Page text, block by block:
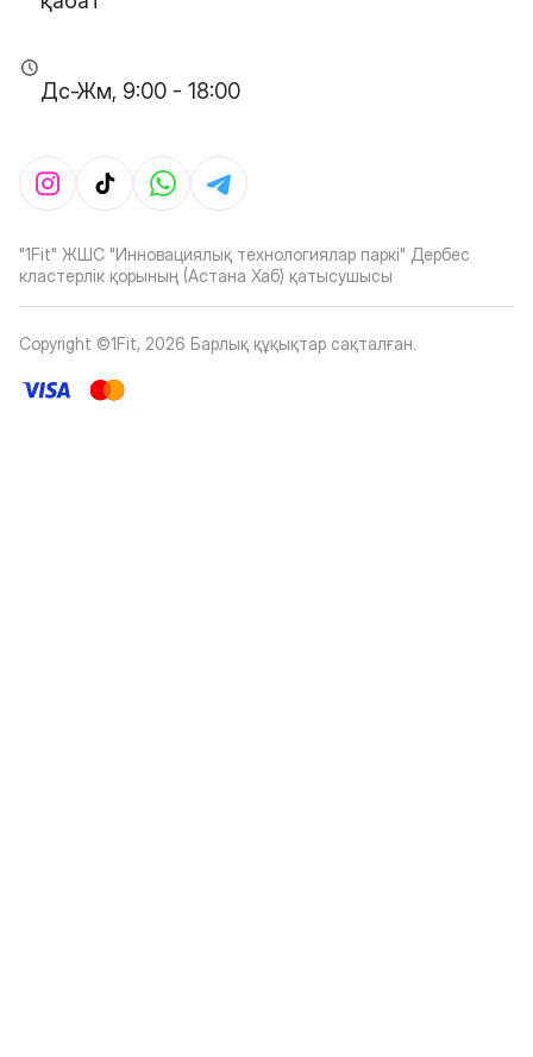
Дс-Жм, 9:00 - 18:00
"1Fit" ЖШС "Инновациялық технологиялар паркі" Дербес
кластерлік қорының (Астана Хаб) қатысушысы
Copyright ©1Fit, 2026 Барлық құқықтар сақталған.